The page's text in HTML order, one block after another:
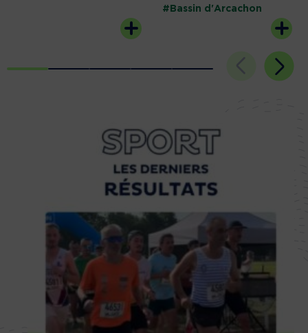
#Bassin d'Arcachon